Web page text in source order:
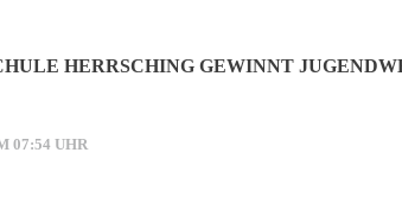
HERRSCHING GEWINNT
07:54 UHR